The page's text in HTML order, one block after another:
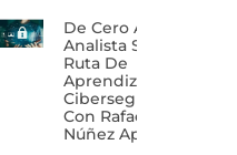
De Cero A
Analista SOC:
Ruta De
Aprendizaje En
Ciberseguridad
Con Rafael
Núñez Aponte